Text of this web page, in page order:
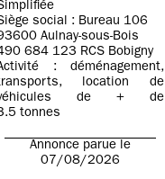
social : Bureau 106
Aulnay-sous-Bois
684 123 RCS Bobigny
: déménagement,
location de
de + de
tonnes
Annonce parue le
07/08/2026